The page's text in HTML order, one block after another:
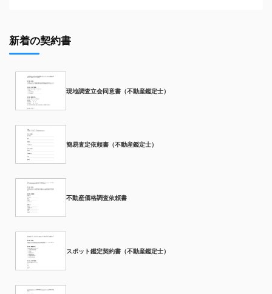
新着の契約書
現地調査立会同意書（不動産鑑定士）
簡易査定依頼書（不動産鑑定士）
不動産価格調査依頼書
スポット鑑定契約書（不動産鑑定士）